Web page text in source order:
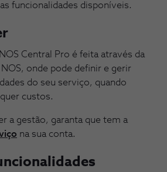
funcionalidades disponíveis.
Central Pro é feita através da
onde pode definir e gerir
do seu serviço, quando
custos.
a gestão, garanta que tem a
na sua conta.